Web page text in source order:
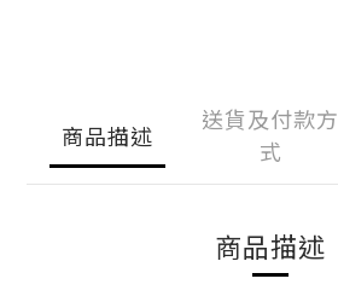
商品描述
送貨及付款方
式
商品描述